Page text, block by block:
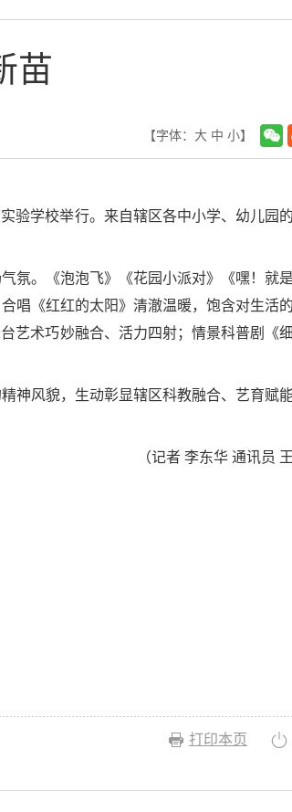
苗
【字体： 大 中 小】
验学校举行。来自辖区各中小学、幼儿园的
氛。《泡泡飞》《花园小派对》《嘿！就是
唱《红红的太阳》清澈温暖，饱含对生活
艺术巧妙融合、活力四射；情景科普剧《
神风貌，生动彰显辖区科教融合、艺育赋
（记者 李东华 通讯员
打印本页